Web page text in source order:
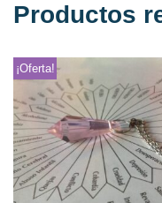
Productos
¡Oferta!